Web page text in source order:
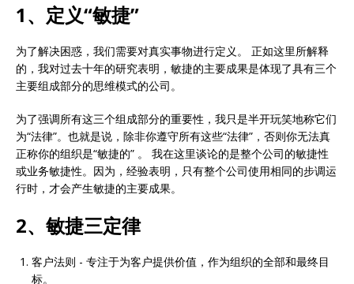
1、定义“敏捷”
为了解决困惑，我们需要对真实事物进行定义。 正如这里所解释
的，我对过去十年的研究表明，敏捷的主要成果是体现了具有三个
主要组成部分的思维模式的公司。
为了强调所有这三个组成部分的重要性，我只是半开玩笑地称它们
为“法律”。也就是说，除非你遵守所有这些“法律”，否则你无法真
正称你的组织是“敏捷的” 。 我在这里谈论的是整个公司的敏捷性
或业务敏捷性。因为，经验表明，只有整个公司使用相同的步调运
行时，才会产生敏捷的主要成果。
2、敏捷三定律
客户法则 - 专注于为客户提供价值，作为组织的全部和最终目
标。